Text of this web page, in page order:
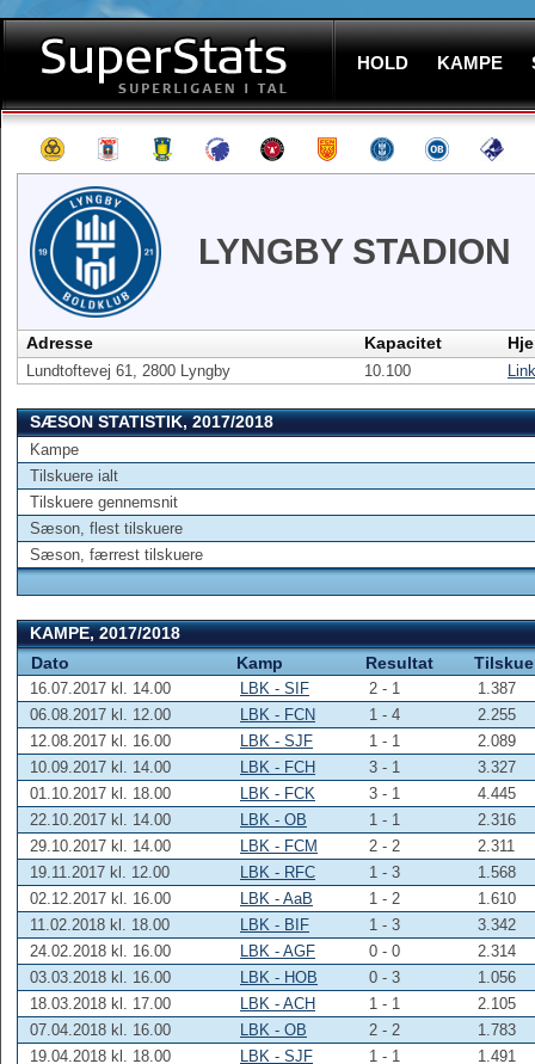
HOLD KAMPE
LYNGBY STADION
Adresse Kapacitet
Lundtoftevej 61, 2800 Lyngby 10.100 Link
SÆSON STATISTIK, 2017/2018
Kampe
Tilskuere ialt
Tilskuere gennemsnit
Sæson, flest tilskuere
Sæson, færrest tilskuere
KAMPE, 2017/2018
Dato
Kamp Resultat
16.07.2017 kl. 14.00 LBK - SIF 2 - 1
1.387
06.08.2017 kl. 12.00
LBK - FCN 1 - 4
2.255
12.08.2017 kl. 16.00
LBK - SJF 1 - 1
2.089
10.09.2017 kl. 14.00
LBK - FCH 3 - 1
3.327
01.10.2017 kl. 18.00
LBK - FCK 3 - 1
4.445
22.10.2017 kl. 14.00
LBK - OB 1 - 1
2.316
29.10.2017 kl. 14.00
LBK - FCM 2 - 2
2.311
19.11.2017 kl. 12.00
LBK - RFC 1 - 3
1.568
02.12.2017 kl. 16.00
LBK - AaB 1 - 2
1.610
11.02.2018 kl. 18.00
LBK - BIF 1 - 3
3.342
24.02.2018 kl. 16.00
LBK - AGF 0 - 0
2.314
03.03.2018 kl. 16.00
LBK - HOB 0 - 3
1.056
18.03.2018 kl. 17.00
LBK - ACH 1 - 1
2.105
07.04.2018 kl. 16.00
LBK - OB 2 - 2
1.783
19.04.2018 kl. 18.00
LBK - SJF 1 - 1
1.491